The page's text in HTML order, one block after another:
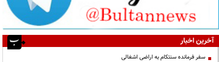
آخرین اخبار
سفر فرمانده سنتکام به اراضی اشغالی